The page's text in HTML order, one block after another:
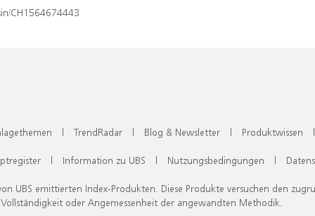
CH1564674443
| TrendRadar | Blog & Newsletter | Produktwissen |
| Information zu UBS | Nutzungsbedingungen |
UBS emittierten Index-Produkten. Diese Produkte versuchen den
oder Angemessenheit der angewandten Methodik.